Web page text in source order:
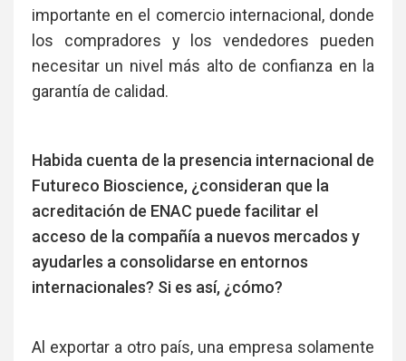
importante en el comercio internacional, donde
los compradores y los vendedores pueden
necesitar un nivel más alto de confianza en la
garantía de calidad.
Habida cuenta de la presencia internacional de
Futureco Bioscience, ¿consideran que la
acreditación de ENAC puede facilitar el
acceso de la compañía a nuevos mercados y
ayudarles a consolidarse en entornos
internacionales? Si es así, ¿cómo?
Al exportar a otro país, una empresa solamente